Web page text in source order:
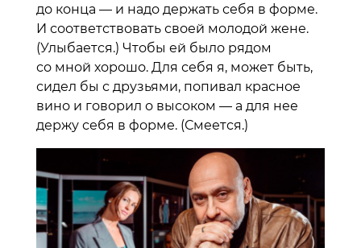
до конца — и надо держать себя в форме.
И соответствовать своей молодой жене.
(Улыбается.) Чтобы ей было рядом
со мной хорошо. Для себя я, может быть,
сидел бы с друзьями, попивал красное
вино и говорил о высоком — а для нее
держу себя в форме. (Смеется.)